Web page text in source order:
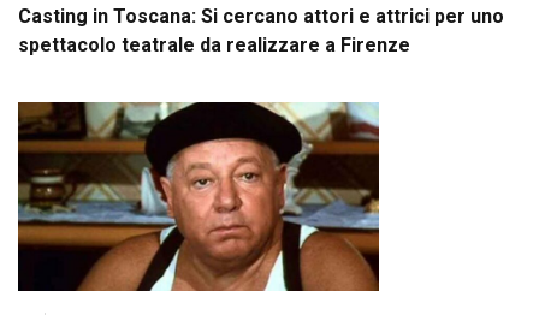
Casting in Toscana: Si cercano attori e attrici per uno
spettacolo teatrale da realizzare a Firenze